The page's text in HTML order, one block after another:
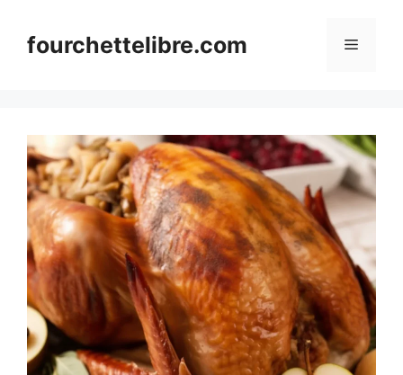
contentfourchettelibre.com Menu